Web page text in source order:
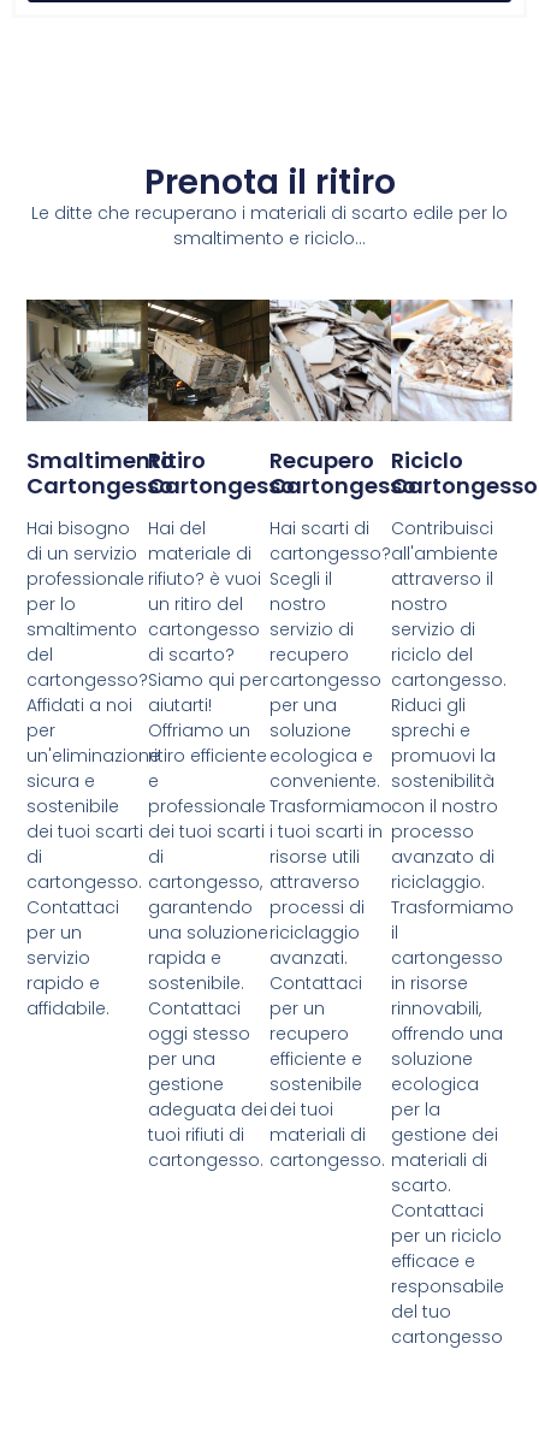
Prenota il ritiro
Le ditte che recuperano i materiali di scarto edile per lo
smaltimento e riciclo...
Smaltimento
Cartongesso
Hai bisogno
di un servizio
professionale
per lo
smaltimento
del
cartongesso?
Affidati a noi
per
un'eliminazione
sicura e
sostenibile
dei tuoi scarti
di
cartongesso.
Contattaci
per un
servizio
rapido e
affidabile.
Ritiro
Cartongesso
Hai del
materiale di
rifiuto? è vuoi
un ritiro del
cartongesso
di scarto?
Siamo qui per
aiutarti!
Offriamo un
ritiro efficiente
e
professionale
dei tuoi scarti
di
cartongesso,
garantendo
una soluzione
rapida e
sostenibile.
Contattaci
oggi stesso
per una
gestione
adeguata dei
tuoi rifiuti di
cartongesso.
Recupero
Cartongesso
Hai scarti di
cartongesso?
Scegli il
nostro
servizio di
recupero
cartongesso
per una
soluzione
ecologica e
conveniente.
Trasformiamo
i tuoi scarti in
risorse utili
attraverso
processi di
riciclaggio
avanzati.
Contattaci
per un
recupero
efficiente e
sostenibile
dei tuoi
materiali di
cartongesso.
Riciclo
Cartongesso
Contribuisci
all'ambiente
attraverso il
nostro
servizio di
riciclo del
cartongesso.
Riduci gli
sprechi e
promuovi la
sostenibilità
con il nostro
processo
avanzato di
riciclaggio.
Trasformiamo
il
cartongesso
in risorse
rinnovabili,
offrendo una
soluzione
ecologica
per la
gestione dei
materiali di
scarto.
Contattaci
per un riciclo
efficace e
responsabile
del tuo
cartongesso